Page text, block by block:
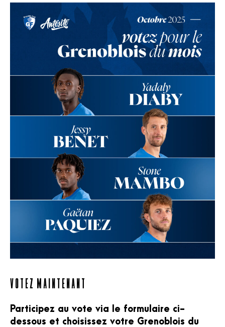
Votez maintenant
Participez au vote via le formulaire ci-
dessous et choisissez votre Grenoblois du